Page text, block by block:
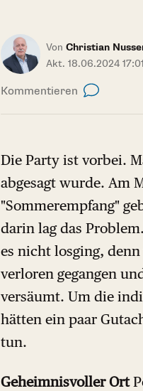
Von Christian
Akt. 18.06.2024
Kommentieren
Die Party ist vorbei.
abgesagt wurde. Am
"Sommerempfang"
darin lag das
es nicht losging,
verloren gegangen
versäumt. Um die
hätten ein paar
tun.
Geheimnisvoller Ort